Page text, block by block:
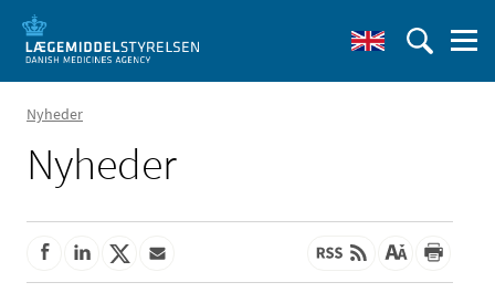
Nyheder
Nyheder